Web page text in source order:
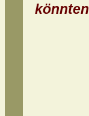
könnten